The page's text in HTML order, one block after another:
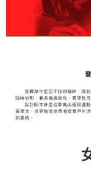
※ 交易是否成功請以「
是否繳費成功／繳費後
客戶支援中心」https://
１．透過由恩沛科技股
易，需依本服務之必要
權轉讓予恩沛科技股份
２．關於個人資料處理
https://aftee.tw/terms/
３．未成年的使用者請
「AFTEE先享後付」，
時審查核予不同之上限
付款後萊爾富取貨
每筆NT$60，滿
每筆NT$60，滿
每筆NT$60，滿
宅配